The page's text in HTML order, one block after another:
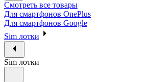
Смотреть все товары
Для смартфонов OnePlus
Для смартфонов Google
Sim лотки
Sim лотки